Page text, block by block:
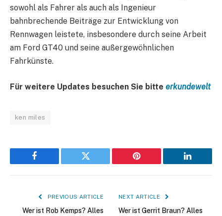
sowohl als Fahrer als auch als Ingenieur
bahnbrechende Beiträge zur Entwicklung von
Rennwagen leistete, insbesondere durch seine Arbeit
am Ford GT40 und seine außergewöhnlichen
Fahrkünste.
Für weitere Updates besuchen Sie bitte erkundewelt
ken miles
Facebook Twitter Pinterest LinkedIn
PREVIOUS ARTICLE
Wer ist Rob Kemps? Alles
NEXT ARTICLE
Wer ist Gerrit Braun? Alles